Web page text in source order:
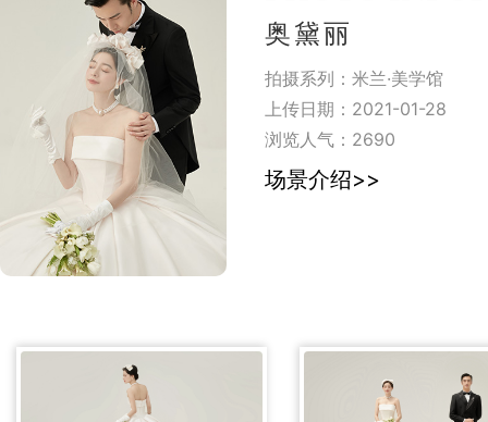
奥黛丽
拍摄系列：米兰·美学馆
上传日期：2021-01-28
浏览人气： 2690
场景介绍>>